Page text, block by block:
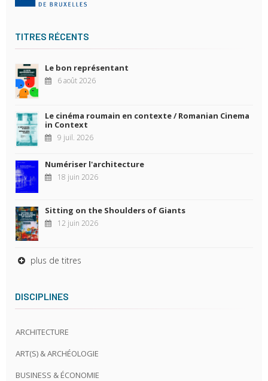
TITRES RÉCENTS
Le bon représentant
6 août 2026
Le cinéma roumain en contexte / Romanian Cinema
in Context
9 juil. 2026
Numériser l'architecture
18 juin 2026
Sitting on the Shoulders of Giants
12 juin 2026
plus de titres
DISCIPLINES
ARCHITECTURE
ART(S) & ARCHÉOLOGIE
BUSINESS & ÉCONOMIE